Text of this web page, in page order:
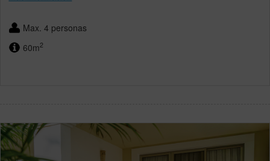
Max. 4 personas
60m2